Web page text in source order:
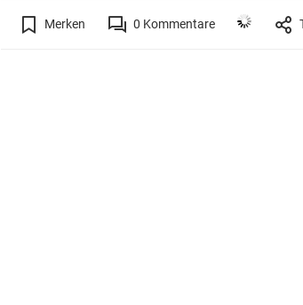
Merken 0 Kommentare